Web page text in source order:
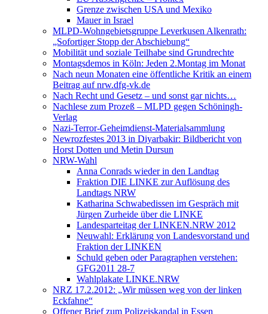
Grenze zwischen USA und Mexiko
Mauer in Israel
MLPD-Wohngebietsgruppe Leverkusen Alkenrath:
„Sofortiger Stopp der Abschiebung“
Mobilität und soziale Teilhabe sind Grundrechte
Montagsdemos in Köln: Jeden 2.Montag im Monat
Nach neun Monaten eine öffentliche Kritik an einem
Beitrag auf nrw.dfg-vk.de
Nach Recht und Gesetz – und sonst gar nichts…
Nachlese zum Prozeß – MLPD gegen Schöningh-
Verlag
Nazi-Terror-Geheimdienst-Materialsammlung
Newrozfestes 2013 in Diyarbakir: Bildbericht von
Horst Dotten und Metin Dursun
NRW-Wahl
Anna Conrads wieder in den Landtag
Fraktion DIE LINKE zur Auflösung des
Landtags NRW
Katharina Schwabedissen im Gespräch mit
Jürgen Zurheide über die LINKE
Landesparteitag der LINKEN.NRW 2012
Neuwahl: Erklärung von Landesvorstand und
Fraktion der LINKEN
Schuld geben oder Paragraphen verstehen:
GFG2011 28-7
Wahlplakate LINKE.NRW
NRZ 17.2.2012: „Wir müssen weg von der linken
Eckfahne“
Offener Brief zum Polizeiskandal in Essen